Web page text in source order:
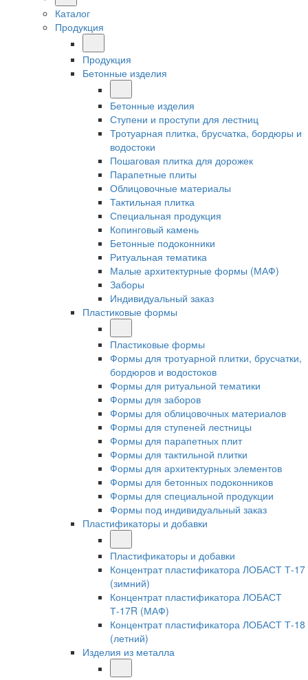
Каталог
Продукция
Продукция
Бетонные изделия
Бетонные изделия
Ступени и проступи для лестниц
Тротуарная плитка, брусчатка, бордюры и
водостоки
Пошаговая плитка для дорожек
Парапетные плиты
Облицовочные материалы
Тактильная плитка
Специальная продукция
Копинговый камень
Бетонные подоконники
Ритуальная тематика
Малые архитектурные формы (МАФ)
Заборы
Индивидуальный заказ
Пластиковые формы
Пластиковые формы
Формы для тротуарной плитки, брусчатки,
бордюров и водостоков
Формы для ритуальной тематики
Формы для заборов
Формы для облицовочных материалов
Формы для ступеней лестницы
Формы для парапетных плит
Формы для тактильной плитки
Формы для архитектурных элементов
Формы для бетонных подоконников
Формы для специальной продукции
Формы под индивидуальный заказ
Пластификаторы и добавки
Пластификаторы и добавки
Концентрат пластификатора ЛОБАСТ Т-17
(зимний)
Концентрат пластификатора ЛОБАСТ
Т-17R (МАФ)
Концентрат пластификатора ЛОБАСТ Т-18
(летний)
Изделия из металла